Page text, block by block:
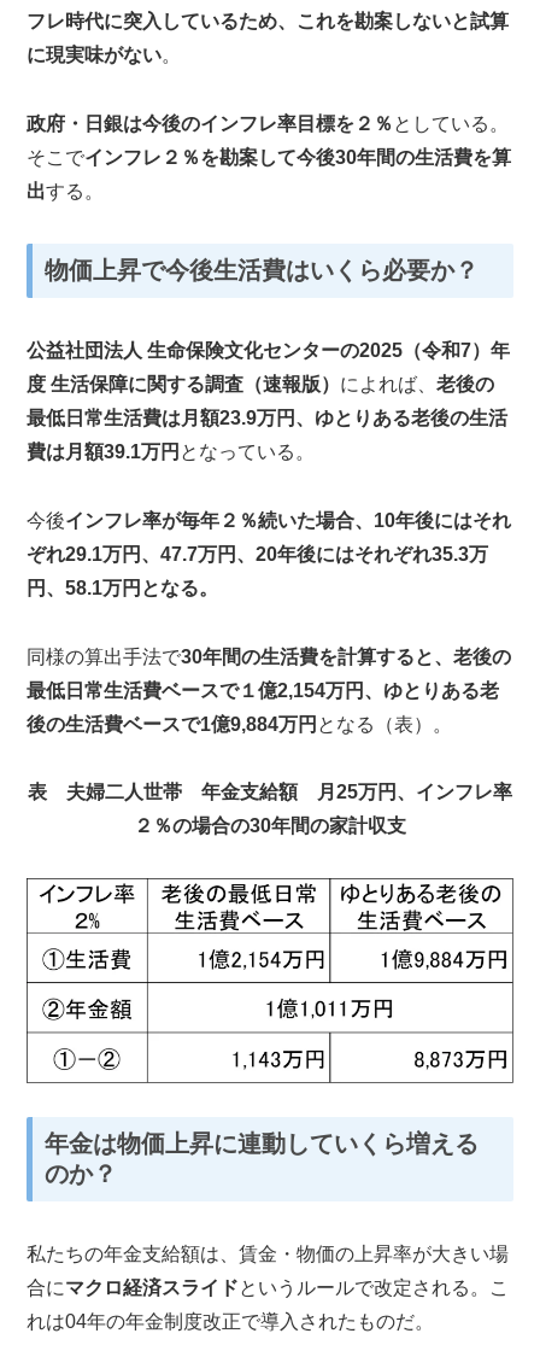
フレ時代に突入しているため、これを勘案しないと試算
に現実味がない。
政府・日銀は今後のインフレ率目標を２％ としている。
そこでインフレ２％を勘案して今後30年間の生活費を算
出する。
物価上昇で今後生活費はいくら必要か？
公益社団法人 生命保険文化センターの2025（令和7）年
度 生活保障に関する調査（速報版） によれば、老後の
最低日常生活費は月額23.9万円、ゆとりある老後の生活
費は月額39.1万円 となっている。
今後インフレ率が毎年２％続いた場合、10年後にはそれ
ぞれ29.1万円、47.7万円、20年後にはそれぞれ35.3万
円、58.1万円となる。
同様の算出手法で30年間の生活費を計算すると、老後の
最低日常生活費ベースで１億2,154万円、ゆとりある老
後の生活費ベースで1億9,884万円 となる（表）。
表 夫婦二人世帯 年金支給額 月25万円、インフレ率
２％の場合の30年間の家計収支
年金は物価上昇に連動していくら増える
のか？
私たちの年金支給額は、賃金・物価の上昇率が大きい場
合にマクロ経済スライドというルールで改定される。こ
れは04年の年金制度改正で導入されたものだ。